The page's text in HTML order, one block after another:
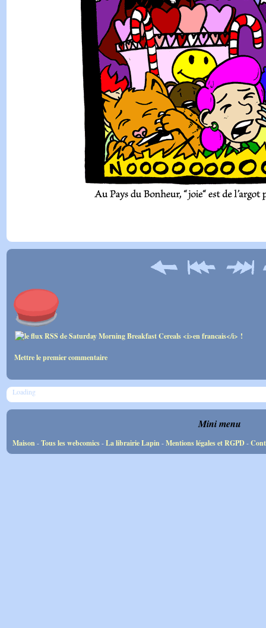
Mettre le premier commentaire
Loading
Mini menu
Maison-Tous les webcomics-La librairie Lapin-Mentions légales et RGPD-